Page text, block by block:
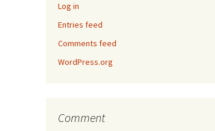
Log in
Entries feed
Comments feed
WordPress.org
Comment